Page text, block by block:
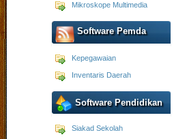
Mikroskope Multimedia
Software Pemda
Kepegawaian
Inventaris Daerah
Software Pendidikan
Siakad Sekolah